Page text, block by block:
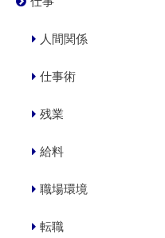
人間関係
仕事術
残業
給料
職場環境
転職